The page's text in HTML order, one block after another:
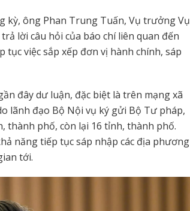
kỳ, ông Phan Trung Tuấn, Vụ trưởng Vụ
lời câu hỏi của báo chí liên quan đến
việc sắp xếp đơn vị hành chính, sáp
đây dư luận, đặc biệt là trên mạng xã
lãnh đạo Bộ Nội vụ ký gửi Bộ Tư pháp,
thành phố, còn lại 16 tỉnh, thành phố.
năng tiếp tục sáp nhập các địa phương
tới.